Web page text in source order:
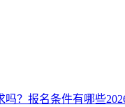
吗？报名条件有哪些